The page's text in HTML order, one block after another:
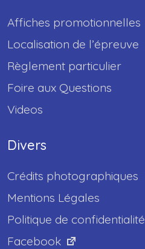
Affiches promotionnelles
Localisation de l’épreuve
Règlement particulier
Foire aux Questions
Videos
Divers
Crédits photographiques
Mentions Légales
Politique de confidentialité
Facebook